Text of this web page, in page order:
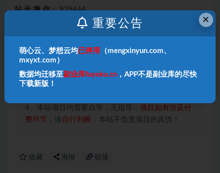
站 长 微 信：929444
本站声明：
1、本内容转载于网络，版权归原作者所有！
2、本站仅提供信息存储空间服务，不拥有所有权，
不承担相关法律责任！
3、本内容若侵犯到你的版权利益，请联系我们，会
4、本站项目均需要自学，无指导； 项目如有涉及付
费环节 ，请 自行判断 ，本站不负责项目的真伪！
收藏 海报 链接
×
重要公告
萌心云、梦想云均 已停用
（mengxinyun.com、
mxyxt.com）
数据均迁移至副业库fuyeku.cn ，APP不是副业库的尽快
下载新版！